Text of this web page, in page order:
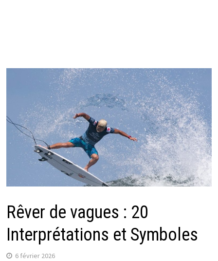
Rêver de vagues : 20
Interprétations et Symboles
6 février 2026